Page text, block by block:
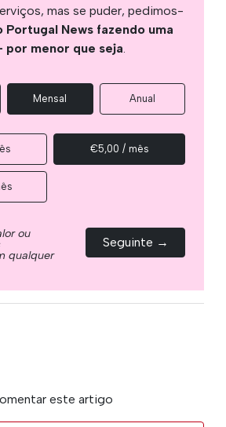
mas se puder, pedimos-
Portugal News fazendo uma
por menor que seja.
Mensal Anual
€5,00 / mês
ou
qualquer
Seguinte →
este artigo